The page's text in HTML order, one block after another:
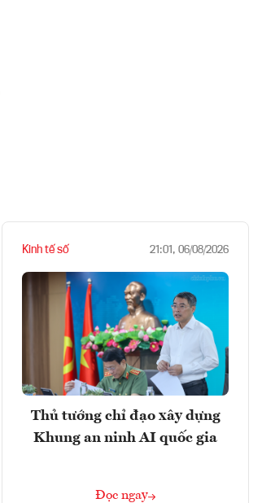
Kinh tế số 21:01, 06/08/2026
Thủ tướng chỉ đạo xây dựng
Khung an ninh AI quốc gia
Đọc ngay